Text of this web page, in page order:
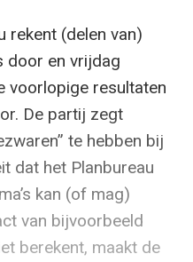
rekent (delen van)
door en vrijdag
voorlopige resultaten
De partij zegt
te hebben bij
dat het Planbureau
kan (of mag)
van bijvoorbeeld
berekent, maakt de